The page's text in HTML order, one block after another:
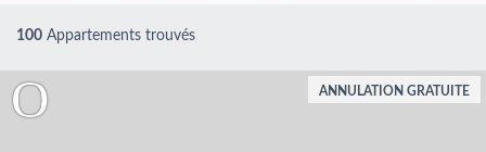
100 Appartements trouvés
ANNULATION GRATUITE